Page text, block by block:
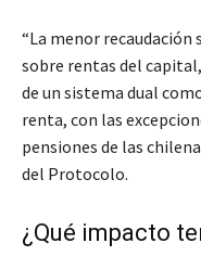
“La menor recaudación
sobre rentas del
de un sistema dual
renta, con las
pensiones de las
del Protocolo.
¿Qué impacto